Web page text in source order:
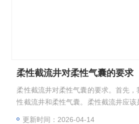
柔性截流井对柔性气囊的要求
柔性截流井对柔性气囊的要求。首先
性截流井和柔性气囊。柔性截流井应该
更新时间：2026-04-14